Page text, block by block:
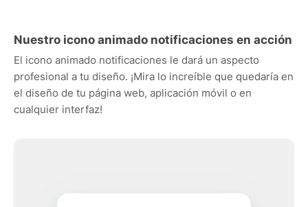
Nuestro icono animado notificaciones en acción
El icono animado notificaciones le dará un aspecto
profesional a tu diseño. ¡Mira lo increíble que quedaría en
el diseño de tu página web, aplicación móvil o en
cualquier interfaz!